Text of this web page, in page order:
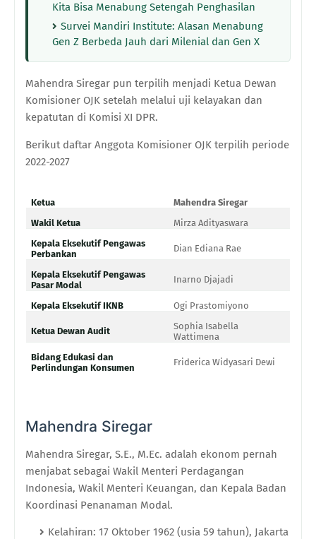
Kita Bisa Menabung Setengah Penghasilan
Survei Mandiri Institute: Alasan Menabung
Gen Z Berbeda Jauh dari Milenial dan Gen X
Mahendra Siregar pun terpilih menjadi Ketua Dewan
Komisioner OJK setelah melalui uji kelayakan dan
kepatutan di Komisi XI DPR.
Berikut daftar Anggota Komisioner OJK terpilih periode
2022-2027
Ketua
Mahendra Siregar
Wakil Ketua
Mirza Adityaswara
Kepala Eksekutif Pengawas
Perbankan
Dian Ediana Rae
Kepala Eksekutif Pengawas
Pasar Modal
Inarno Djajadi
Kepala Eksekutif IKNB Ogi Prastomiyono
Ketua Dewan Audit
Sophia Isabella
Wattimena
Bidang Edukasi dan
Perlindungan Konsumen
Friderica Widyasari Dewi
Mahendra Siregar
Mahendra Siregar, S.E., M.Ec. adalah ekonom pernah
menjabat sebagai Wakil Menteri Perdagangan
Indonesia, Wakil Menteri Keuangan, dan Kepala Badan
Koordinasi Penanaman Modal.
Kelahiran: 17 Oktober 1962 (usia 59 tahun), Jakarta